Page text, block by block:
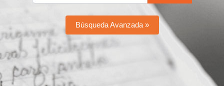
Búsqueda Avanzada »